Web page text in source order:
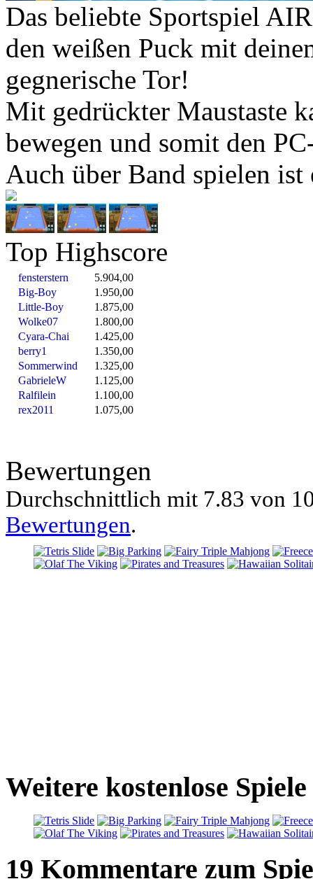
Das beliebte Sportspiel
den weißen Puck mit
gegnerische Tor!
Mit gedrückter Maustaste
bewegen und somit den
Auch über Band spielen
Top Highscore
fensterstern
5.904,00
Big-Boy
1.950,00
Little-Boy
1.875,00
Wolke07
1.800,00
Cyara-Chai
1.425,00
berry1
1.350,00
Sommerwind
1.325,00
GabrieleW
1.125,00
Ralfilein
1.100,00
rex2011
1.075,00
Bewertungen
Durchschnittlich mit 7.83 von
Bewertungen.
Weitere kostenlose
19 Kommentare zum